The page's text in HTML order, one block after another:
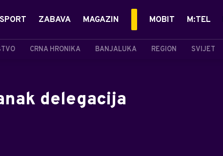
CRNA HRONIKA BANJALUKA REGION SVIJET
SPORT ZABAVA MAGAZIN MOBIT M:TEL
delegacija